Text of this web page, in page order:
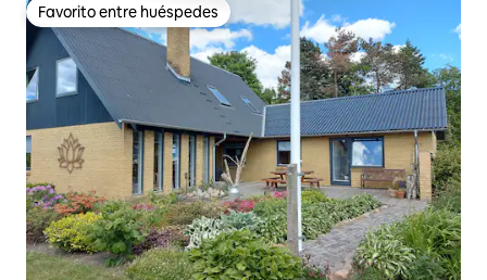
Favorito entre huéspedes
Favorito entre huéspedes